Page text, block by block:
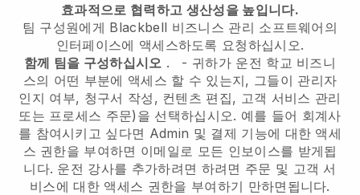
효과적으로 협력하고 생산성을 높입니다.
팀 구성원에게 Blackbell 비즈니스 관리 소프트웨어의
인터페이스에 액세스하도록 요청하십시오.
함께 팀을 구성하십시오 . - 귀하가 운전 학교 비즈니
스의 어떤 부분에 액세스 할 수 있는지, 그들이 관리자
인지 여부, 청구서 작성, 컨텐츠 편집, 고객 서비스 관리
또는 프로세스 주문)을 선택하십시오. 예를 들어 회계사
를 참여시키고 싶다면 Admin 및 결제 기능에 대한 액세
스 권한을 부여하면 이메일로 모든 인보이스를 받게됩
니다. 운전 강사를 추가하려면 하려면 주문 및 고객 서
비스에 대한 액세스 권한을 부여하기 만하면됩니다.